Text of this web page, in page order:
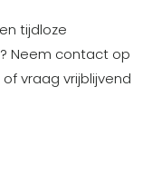
tijdloze
Neem contact op
vraag vrijblijvend